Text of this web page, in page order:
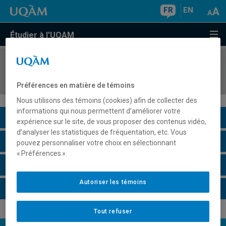
FR EN
Étudier à l'UQAM
COURS//
Description du cours
Horaire - Été 2026
Préférences en matière de témoins
Nous utilisons des témoins (cookies) afin de collecter des
informations qui nous permettent d’améliorer votre
expérience sur le site, de vous proposer des contenus vidéo,
d’analyser les statistiques de fréquentation, etc. Vous
pouvez personnaliser votre choix en sélectionnant
« Préférences ».
Tout refuser
Autoriser les témoins